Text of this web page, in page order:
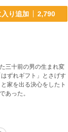
り追加 2,790
三十前の男の生まれ変
ずれギフト」とさげす
家を出る決心をしたト
あった。